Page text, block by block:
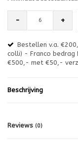
- +
Bestellen v.a.
colli) - Franco bedrag
€500,- met €50,-
Beschrijving
Reviews (0)